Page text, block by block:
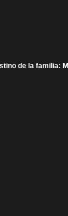
de la familia: